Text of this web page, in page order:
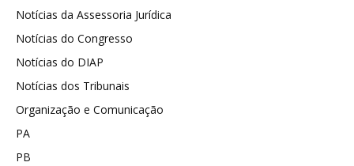
Notícias da Assessoria Jurídica
Notícias do Congresso
Notícias do DIAP
Notícias dos Tribunais
Organização e Comunicação
PA
PB